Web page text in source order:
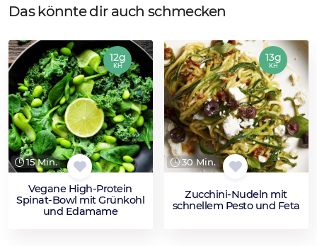
Das könnte dir auch schmecken
15 Min.
Vegane High-Protein
Spinat-Bowl mit Grünkohl
und Edamame
12g
KH
30 Min.
Zucchini-Nudeln mit
schnellem Pesto und Feta
13g
KH